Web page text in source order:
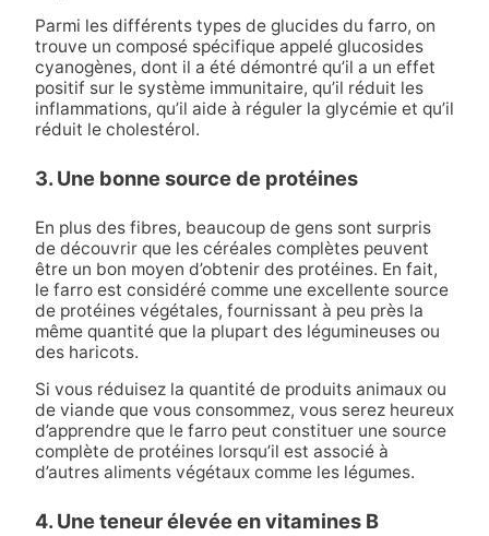
Parmi les différents types de glucides du farro, on
trouve un composé spécifique appelé glucosides
cyanogènes, dont il a été démontré qu’il a un effet
positif sur le système immunitaire, qu’il réduit les
inflammations, qu’il aide à réguler la glycémie et qu’il
réduit le cholestérol.
3. Une bonne source de protéines
En plus des fibres, beaucoup de gens sont surpris
de découvrir que les céréales complètes peuvent
être un bon moyen d’obtenir des protéines. En fait,
le farro est considéré comme une excellente source
de protéines végétales, fournissant à peu près la
même quantité que la plupart des légumineuses ou
des haricots.
Si vous réduisez la quantité de produits animaux ou
de viande que vous consommez, vous serez heureux
d’apprendre que le farro peut constituer une source
complète de protéines lorsqu’il est associé à
d’autres aliments végétaux comme les légumes.
4. Une teneur élevée en vitamines B